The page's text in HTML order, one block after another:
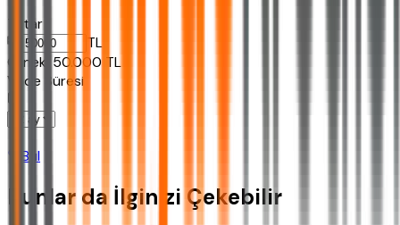
Tutar
TL
Ornek: 50.000 TL
Vade Süresi
Bul
Bunlar da İlginizi Çekebilir